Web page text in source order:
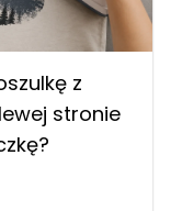
z
stronie